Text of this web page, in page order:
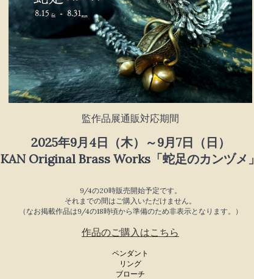
監作品展通販対応期間
2025年9月4日（木）～9月7日（日）
KAN Original Brass Works「蛇足のカンヅメ」
9/4の20時販売開始予定です。
それまでの間はご購入いただけません。
（なお掲載作品は9/4の18時頃から準備のため非表示となります。）
作品のご購入はこちら
ペンダント
リング
ブローチ